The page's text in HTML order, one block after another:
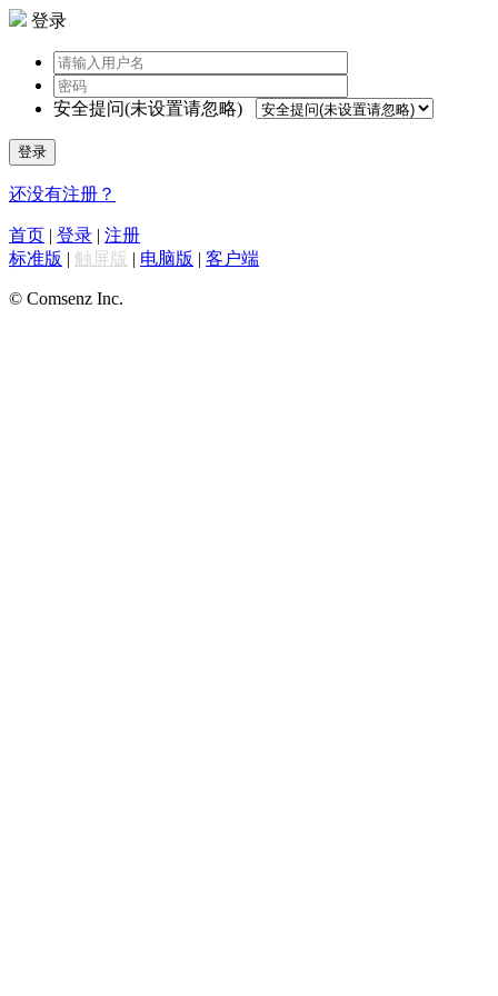
登录
安全提问(未设置请忽略)
登录
还没有注册？
首页 | 登录 | 注册
标准版 | 触屏版 | 电脑版 | 客户端
© Comsenz Inc.